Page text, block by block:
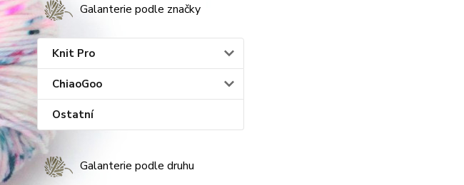
Galanterie podle značky
Knit Pro
ChiaoGoo
Ostatní
Galanterie podle druhu